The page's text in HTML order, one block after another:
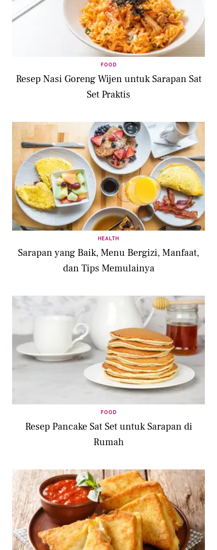
FOOD
Resep Nasi Goreng Wijen untuk Sarapan Sat
Set Praktis
HEALTH
Sarapan yang Baik, Menu Bergizi, Manfaat,
dan Tips Memulainya
FOOD
Resep Pancake Sat Set untuk Sarapan di
Rumah